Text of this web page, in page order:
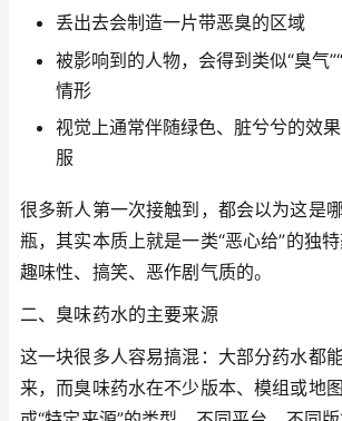
丢出去会制造一片带恶臭的区域
被影响到的人物，会得到类似“臭气
情形
视觉上通常伴随绿色、脏兮兮的效
服
很多新人第一次接触到，都会以为这是
瓶，其实本质上就是一类“恶心给”的独
趣味性、搞笑、恶作剧气质的。
二、臭味药水的主要来源
这一块很多人容易搞混：大部分药水都
来，而臭味药水在不少版本、模组或地